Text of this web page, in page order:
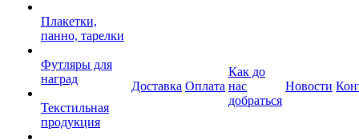
Плакетки,
панно, тарелки
Футляры для
наград
Текстильная
продукция
Доставка Оплата
Как до
нас
добраться
Новости